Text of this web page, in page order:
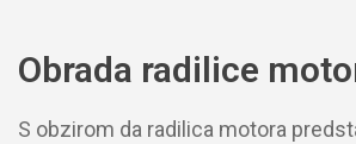
Obrada radilice
S obzirom da radilica motora